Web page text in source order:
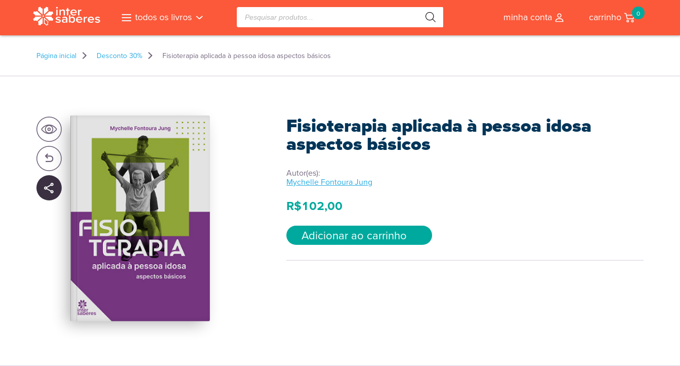
todos os livros
Pesquisar
produtos
minha conta carrinho 0
Página inicial Desconto 30% Fisioterapia aplicada à pessoa idosa aspectos básicos
Fisioterapia aplicada à pessoa idosa
aspectos básicos
Autor(es):
Mychelle Fontoura Jung
R$102,00
Adicionar ao carrinho